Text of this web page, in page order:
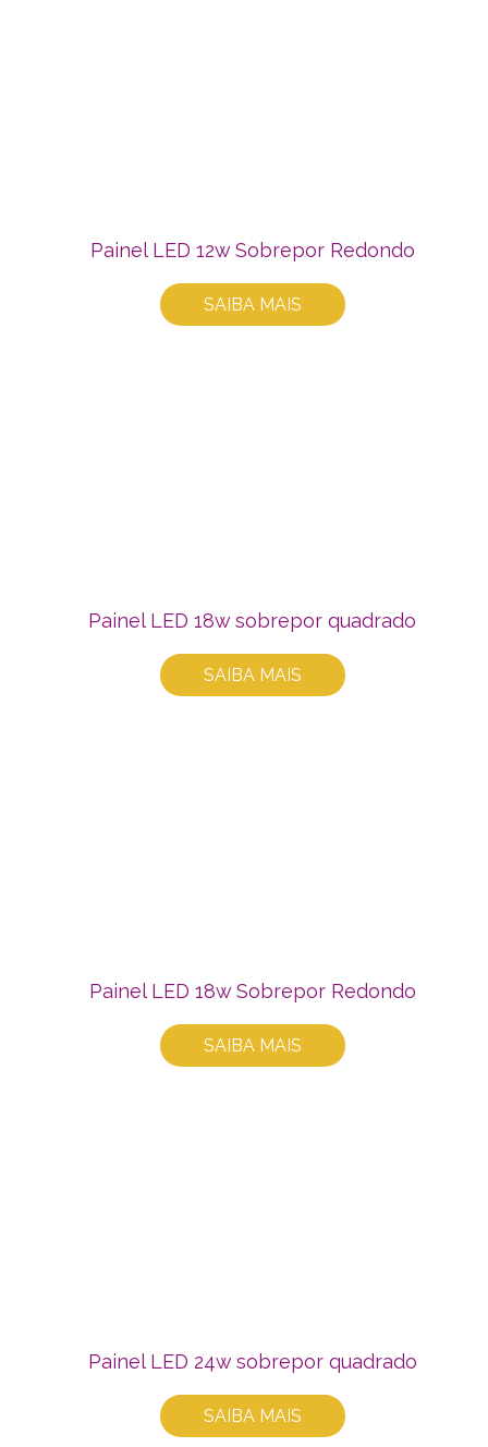
Painel LED 12w Sobrepor Redondo
SAIBA MAIS
Painel LED 18w sobrepor quadrado
SAIBA MAIS
Painel LED 18w Sobrepor Redondo
SAIBA MAIS
Painel LED 24w sobrepor quadrado
SAIBA MAIS